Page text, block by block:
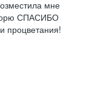
и мира.
мне
СПАСИБО
процветания!